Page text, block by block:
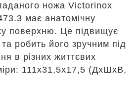
ножа Victorinox
має анатомічну
поверхню. Це підвищує
робить його зручним під
в різних життєвих
111х31,5х17,5 (ДхШхВ,